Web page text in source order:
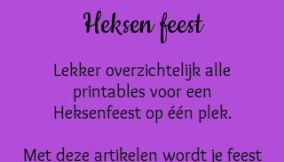
Heksen feest
Lekker overzichtelijk alle
printables voor een
Heksenfeestop één plek.
Met deze artikelen wordt je feest